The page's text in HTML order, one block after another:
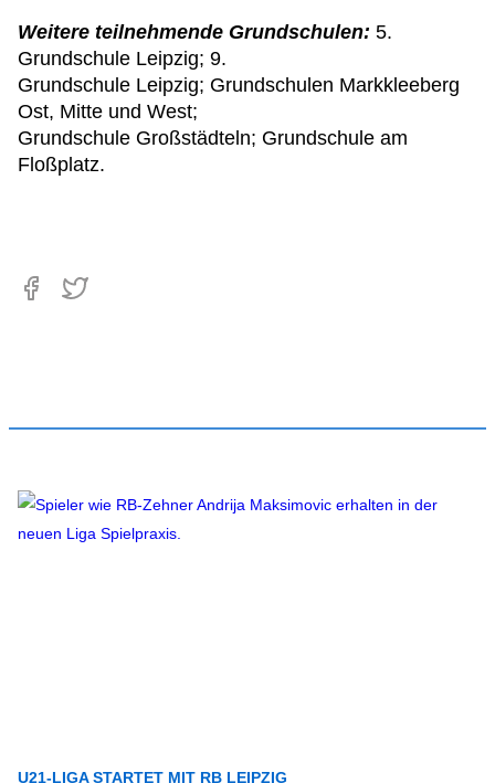
Weitere teilnehmende Grundschulen: 5.
Grundschule Leipzig; 9.
Grundschule Leipzig; Grundschulen Markkleeberg
Ost, Mitte und West;
Grundschule Großstädteln; Grundschule am
Floßplatz.
U21-LIGA STARTET MIT RB LEIPZIG